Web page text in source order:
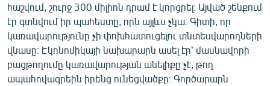
հաշվում, շուրջ 300 միլիոն դրամ է կորցրել։ Այված շենքում
էր գտնվում իր պահեստը, որն այլևս չկա։ Գիտի, որ
կառավարությունը չի փոխհատուցելու տնտեսվարողների
վնասը։ Էկոնոմիկայի նախարարն ասել էր՝ մասնավորի
բացթողումը կառավարության անելիքը չէ, թող
ապահովագրեին իրենց ունեցվածքը։ Գործարարն